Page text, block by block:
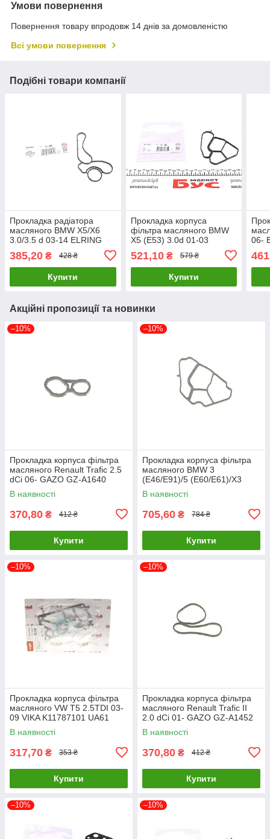
Умови повернення
Повернення товару впродовж 14 днів за домовленістю
Всі умови повернення
Подібні товари компанії
Прокладка радіатора
масляного BMW X5/X6
3.0/3.5 d 03-14 ELRING
385,20 ₴ 428 ₴
Купити
Прокладка корпуса
фільтра масляного BMW
X5 (E53) 3.0d 01-03
521,10₴ 579 ₴
Купити
06-
Акційні пропозиції та новинки
–10%
Прокладка корпуса фільтра
масляного Renault Trafic 2.5
dCi 06- GAZO GZ-A1640
UA61
В наявності
370,80 ₴ 412 ₴
Купити
–10%
Прокладка корпуса фільтра
масляного BMW 3
(E46/E91)/5 (E60/E61)/X3
(E83) 2.0D 98-12 M47 BMW
11427787695 UA61
В наявності
705,60 ₴ 784 ₴
Купити
–10%
Прокладка корпуса фільтра
масляного VW T5 2.5TDI 03-
09 VIKA K11787101 UA61
В наявності
317,70 ₴ 353 ₴
Купити
–10%
Прокладка корпуса фільтра
масляного Renault Trafic II
2.0 dCi 01- GAZO GZ-A1452
UA61
В наявності
370,80 ₴ 412 ₴
Купити
–10% –10%